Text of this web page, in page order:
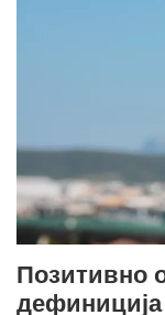
Позитивно